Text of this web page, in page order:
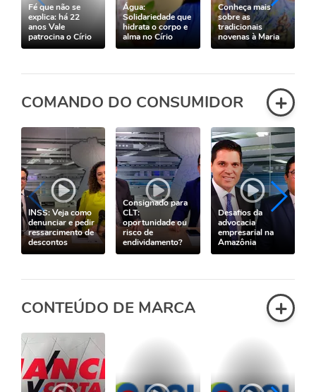
Fé que não se
explica: há 22
anos Vale
patrocina o Círio
Água:
Solidariedade que
hidrata o corpo e
alma no Círio
Conheça mais
sobre as
tradicionais
novenas à Maria
COMANDO DO CONSUMIDOR +
INSS: Veja como
denunciar e pedir
ressarcimento de
descontos
Consignado para
CLT:
oportunidade ou
risco de
endividamento?
Desafios da
advocacia
empresarial na
Amazônia
CONTEÚDO DE MARCA +